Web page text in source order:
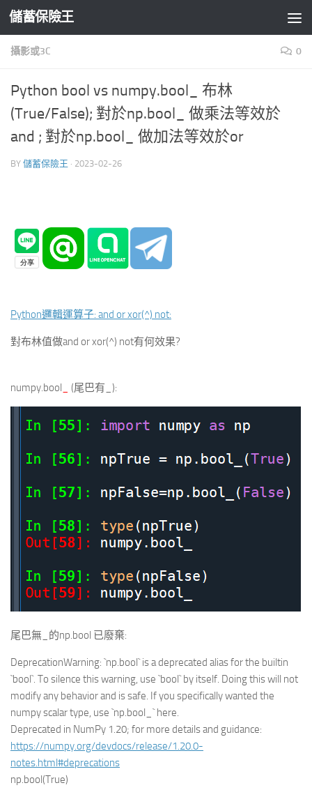
Skip to content
儲蓄保險王
攝影或3C 0
Python bool vs numpy.bool_ 布林
(True/False); 對於np.bool_ 做乘法等效於
and ; 對於np.bool_ 做加法等效於or
BY 儲蓄保險王 · 2023-02-26
Python邏輯運算子: and or xor(^) not:
對布林值做and or xor(^) not有何效果?
numpy.bool (尾巴有_):
尾巴無_的np.bool 已廢棄:
DeprecationWarning: `np.bool` is a deprecated alias for the builtin
`bool`. To silence this warning, use `bool` by itself. Doing this will not
modify any behavior and is safe. If you specifically wanted the
numpy scalar type, use `np.bool_` here.
Deprecated in NumPy 1.20; for more details and guidance:
https://numpy.org/devdocs/release/1.20.0-
notes.html#deprecations
np.bool(True)